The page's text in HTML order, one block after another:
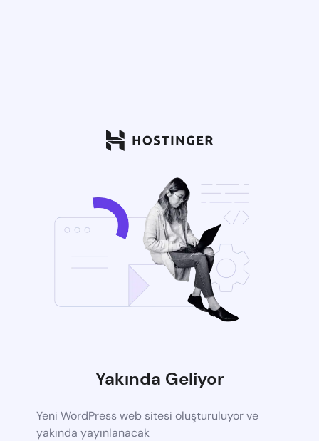
Yakında Geliyor
Yeni WordPress web sitesi oluşturuluyor ve
yakında yayınlanacak